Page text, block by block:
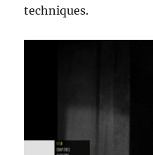
techniques.